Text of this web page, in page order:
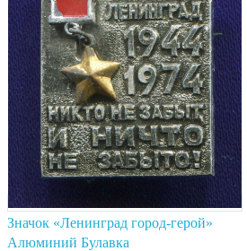
Значок «Ленинград город-герой»
Алюминий Булавка